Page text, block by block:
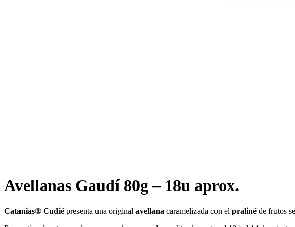
Avellanas Gaudí 80g – 18u aprox.
Catanias® Cudié presenta una original avellana caramelizada con el praliné de frutos